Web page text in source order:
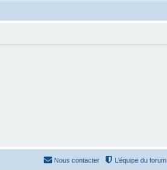
L’équipe du forum
Nous contacter